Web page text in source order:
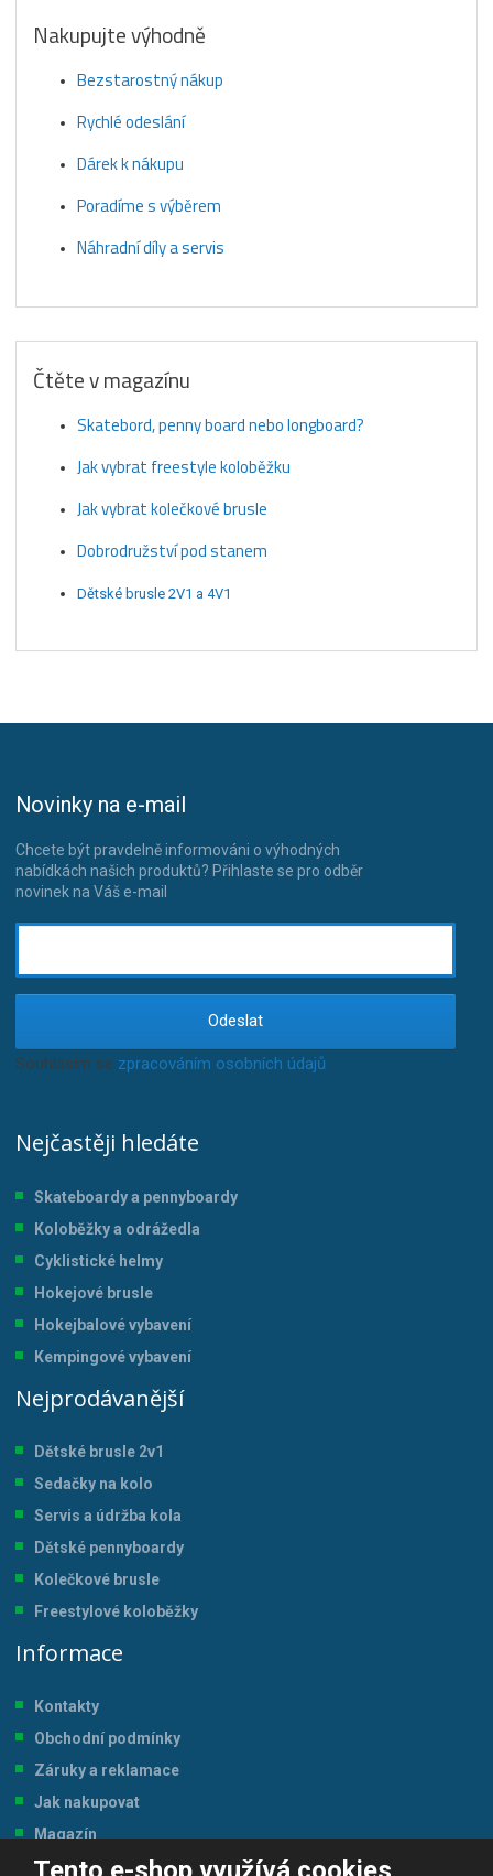
Nakupujte výhodně
Bezstarostný nákup
Rychlé odeslání
Dárek k nákupu
Poradíme s výběrem
Náhradní díly a servis
Čtěte v magazínu
Skatebord, penny board nebo longboard?
Jak vybrat freestyle koloběžku
Jak vybrat kolečkové brusle
Dobrodružství pod stanem
Dětské brusle 2V1 a 4V1
Novinky na e-mail
Chcete být pravdelně informováni o výhodných
nabídkách našich produktů? Přihlaste se pro odběr
novinek na Váš e-mail
Odeslat
Souhlasím se zpracováním osobních údajů.
Nejčastěji hledáte
Skateboardy a pennyboardy
Koloběžky a odrážedla
Cyklistické helmy
Hokejové brusle
Hokejbalové vybavení
Kempingové vybavení
Nejprodávanější
Dětské brusle 2v1
Sedačky na kolo
Servis a údržba kola
Dětské pennyboardy
Kolečkové brusle
Freestylové koloběžky
Informace
Kontakty
Obchodní podmínky
Záruky a reklamace
Jak nakupovat
Magazín
Tabulka velikostí